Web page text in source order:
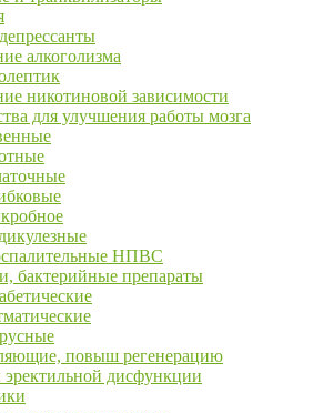
алкоголизма
никотиновой зависимости
для улучшения работы мозга
НПВС
бактерийные препараты
повыш регенерацию
эректильной дисфункции